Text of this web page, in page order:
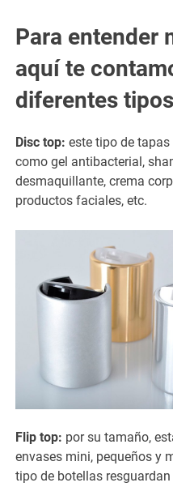
Para entender
aquí te
diferentes
Disc top: este tipo de
como gel antibacterial,
desmaquillante, crema
productos faciales, etc.
Flip top: por su tamaño,
envases mini, pequeños y
tipo de botellas